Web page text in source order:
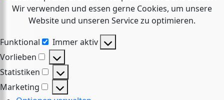
Wir verwenden und essen gerne Cookies, um unsere
Website und unseren Service zu optimieren.
Funktional
Funktional
Immer aktiv
Vorlieben
Vorlieben
Statistiken
Statistiken
Marketing
Marketing